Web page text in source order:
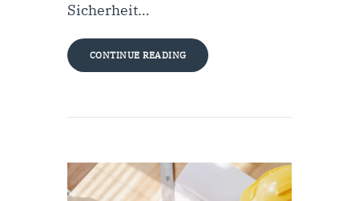
Sicherheit…
CONTINUE READING